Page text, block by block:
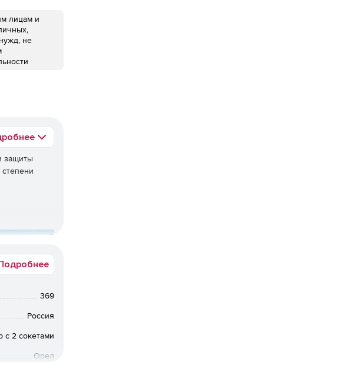
лицам и
не
защиты
369
Россия
с 2 сокетами
Орел